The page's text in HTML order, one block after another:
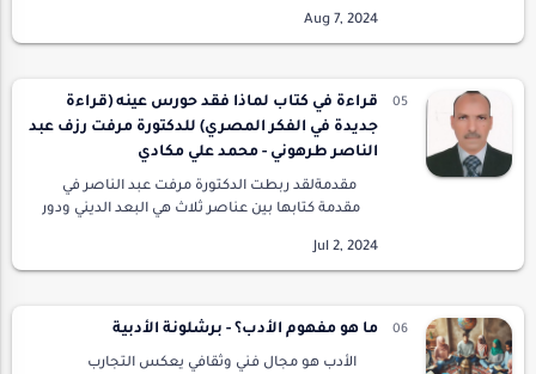
الأشخاص في العالم العربي، كما أنها لغة القرآ…
قراءة في كتاب لماذا فقد حورس عينه (قراءة
جديدة في الفكر المصري) للدكتورة مرفت رزف عبد
الناصر طرهوني - محمد علي مكادي
مقدمةلقد ربطت الدكتورة مرفت عبد الناصر في
مقدمة كتابها بين عناصر ثلاث هي البعد الديني ودور
والأيدلوجيات الحديثة ودورها في قراءة تاريخنا ال…
ما هو مفهوم الأدب؟ - برشلونة الأدبية
الأدب هو مجال فني وثقافي يعكس التجارب